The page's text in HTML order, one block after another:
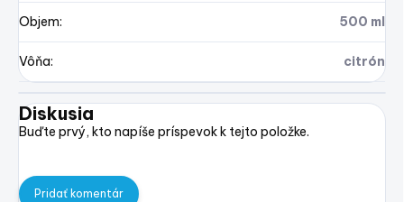
Objem: 500 ml
Vôňa: citrón
Diskusia
Buďte prvý, kto napíše príspevok k tejto položke.
Pridať komentár